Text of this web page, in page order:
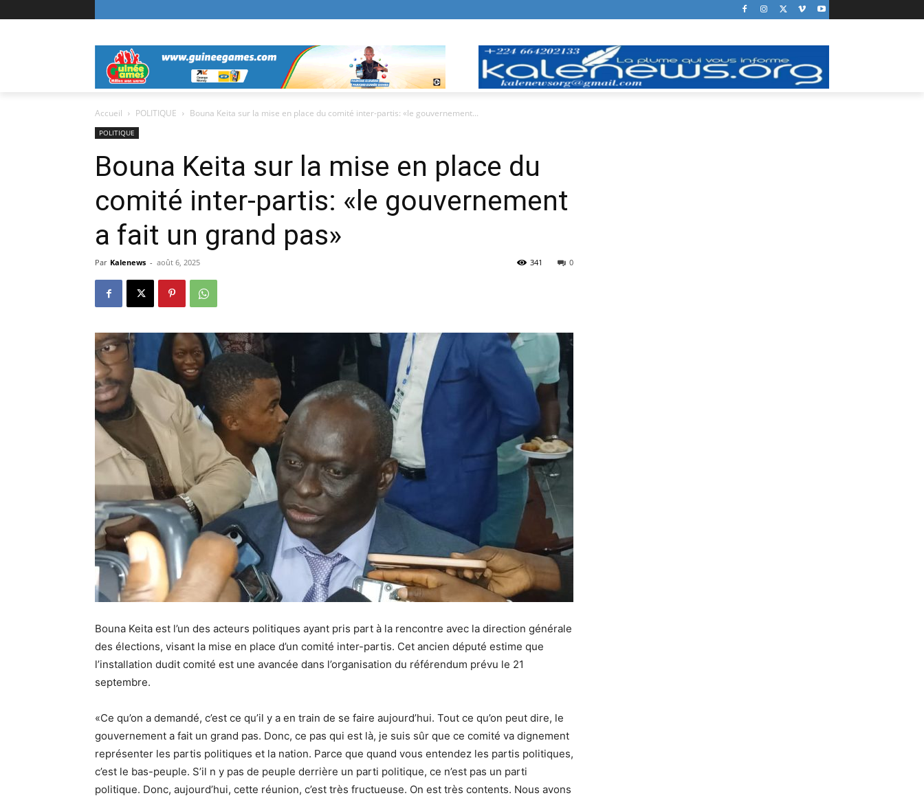
Accueil POLITIQUE Bouna Keita sur la mise en place du comité inter-partis: «le gouvernement...
POLITIQUE
Bouna Keita sur la mise en place du
comité inter-partis: «le gouvernement
a fait un grand pas»
Par Kalenews - août 6, 2025 0
341
Bouna Keita est l’un des acteurs politiques ayant pris part à la rencontre avec la direction générale
des élections, visant la mise en place d’un comité inter-partis. Cet ancien député estime que
l’installation dudit comité est une avancée dans l’organisation du référendum prévu le 21
septembre.
«Ce qu’on a demandé, c’est ce qu’il y a en train de se faire aujourd’hui. Tout ce qu’on peut dire, le
gouvernement a fait un grand pas. Donc, ce pas qui est là, je suis sûr que ce comité va dignement
représenter les partis politiques et la nation. Parce que quand vous entendez les partis politiques,
c’est le bas-peuple. S’il n y pas de peuple derrière un parti politique, ce n’est pas un parti
politique. Donc, aujourd’hui, cette réunion, c’est très fructueuse. On est très contents. Nous avons